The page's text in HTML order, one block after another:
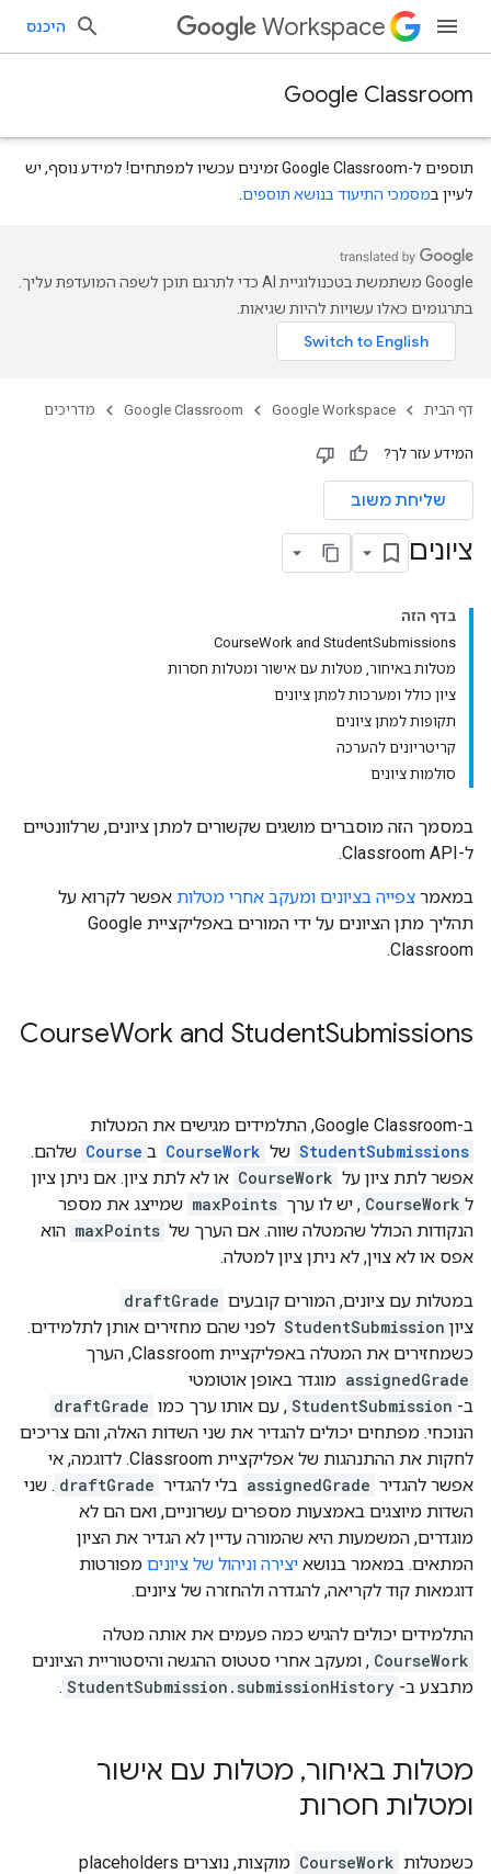
Workspace היכנס
Google Classroom
תוספים ל-Google Classroom זמינים עכשיו למפתחים! למידע נוסף, יש
לעיין במסמכי התיעוד בנושא תוספים
‫Google משתמשת בטכנולוגיית AI כדי לתרגם תוכן לשפה המועדפת עליך.
בתרגומים כאלו עשויות להיות שגיאות.
דף הבית Google Workspace
Google Classroom מדריכים
המידע עזר לך?
שליחת משוב
ציונים
בדף הזה
CourseWork and StudentSubmissions
מטלות באיחור, מטלות עם אישור ומטלות חסרות
ציון כולל ומערכות למתן ציונים
תקופות למתן ציונים
קריטריונים להערכה
סולמות ציונים
במסמך הזה מוסברים מושגים שקשורים למתן ציונים, שרלוונטיים
ל-Classroom API.
במאמר צפייה בציונים ומעקב אחרי מטלות אפשר לקרוא על
תהליך מתן הציונים על ידי המורים באפליקציית Google
Classroom.
CourseWork and StudentSubmissions
ב-Google Classroom, התלמידים מגישים את המטלות
StudentSubmissions של CourseWork ב Course שלהם.
אפשר לתת ציון על CourseWork או לא לתת ציון. אם ניתן ציון
ל CourseWork , יש לו ערך maxPoints שמייצג את מספר
הנקודות הכולל שהמטלה שווה. אם הערך של maxPoints הוא
אפס או לא צוין, לא ניתן ציון למטלה.
במטלות עם ציונים, המורים קובעים draftGrade
ציון StudentSubmission לפני שהם מחזירים אותן לתלמידים.
כשמחזירים את המטלה באפליקציית Classroom, הערך
assignedGrade מוגדר באופן אוטומטי
ב- StudentSubmission , עם אותו ערך כמו draftGrade
הנוכחי. מפתחים יכולים להגדיר את שני השדות האלה, והם צריכים
לחקות את ההתנהגות של אפליקציית Classroom. לדוגמה, אי
אפשר להגדיר assignedGrade בלי להגדיר draftGrade . שני
השדות מיוצגים באמצעות מספרים עשרוניים, ואם הם לא
מוגדרים, המשמעות היא שהמורה עדיין לא הגדיר את הציון
המתאים. במאמר בנושא יצירה וניהול של ציונים מפורטות
דוגמאות קוד לקריאה, להגדרה ולהחזרה של ציונים.
התלמידים יכולים להגיש כמה פעמים את אותה מטלה
CourseWork , ומעקב אחרי סטטוס ההגשה והיסטוריית הציונים
מתבצע ב- StudentSubmission.submissionHistory
.
מטלות באיחור, מטלות עם אישור
ומטלות חסרות
כשמטלות CourseWork מוקצות, נוצרים placeholders